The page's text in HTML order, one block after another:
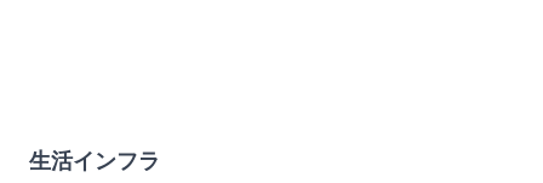
生活インフラ